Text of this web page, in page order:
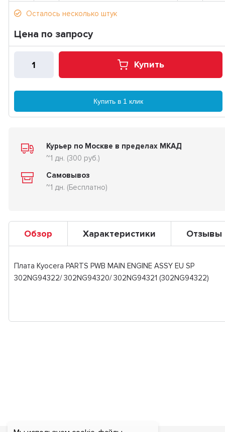
Осталось несколько штук
Цена по запросу
Купить
Купить в 1 клик
Курьер по Москве в пределах МКАД
~1 дн. (300 руб.)
Самовывоз
~1 дн. (Бесплатно)
Обзор Характеристики Отзывы
Плата Kyocera PARTS PWB MAIN ENGINE ASSY EU SP
302NG94322/ 302NG94320/ 302NG94321 (302NG94322)